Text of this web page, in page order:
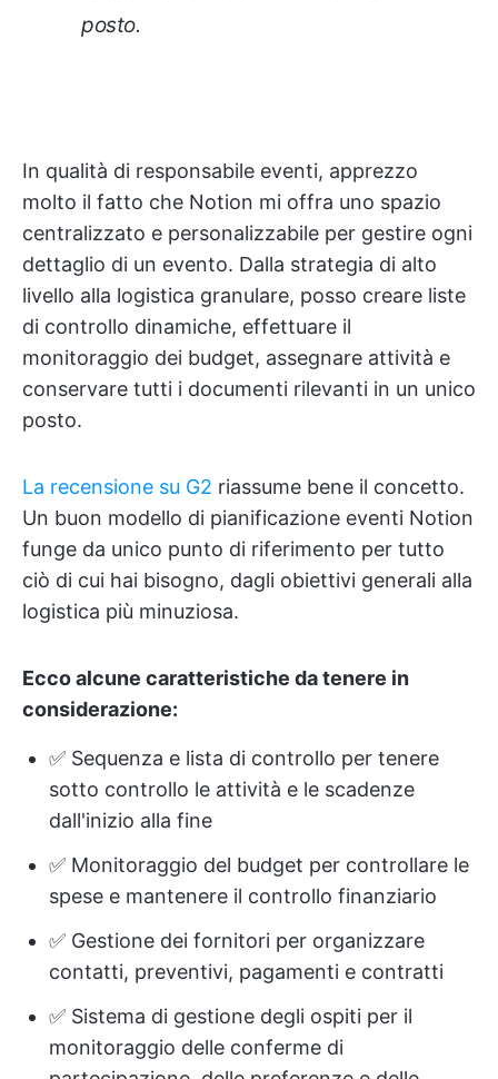
posto.
In qualità di responsabile eventi, apprezzo
molto il fatto che Notion mi offra uno spazio
centralizzato e personalizzabile per gestire ogni
dettaglio di un evento. Dalla strategia di alto
livello alla logistica granulare, posso creare liste
di controllo dinamiche, effettuare il
monitoraggio dei budget, assegnare attività e
conservare tutti i documenti rilevanti in un unico
posto.
La recensione su G2 riassume bene il concetto.
Un buon modello di pianificazione eventi Notion
funge da unico punto di riferimento per tutto
ciò di cui hai bisogno, dagli obiettivi generali alla
logistica più minuziosa.
Ecco alcune caratteristiche da tenere in
considerazione:
✅ Sequenza e lista di controllo per tenere
sotto controllo le attività e le scadenze
dall'inizio alla fine
✅ Monitoraggio del budget per controllare le
spese e mantenere il controllo finanziario
✅ Gestione dei fornitori per organizzare
contatti, preventivi, pagamenti e contratti
✅ Sistema di gestione degli ospiti per il
monitoraggio delle conferme di